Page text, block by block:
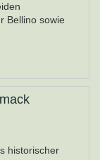
Bellino sowie
historischer